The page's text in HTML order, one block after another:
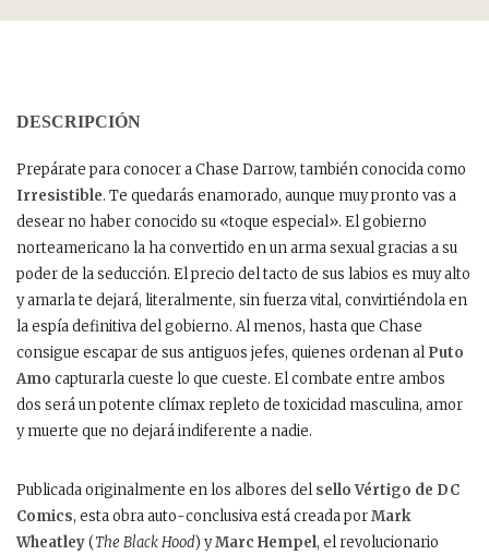
DESCRIPCIÓN
Prepárate para conocer a Chase Darrow, también conocida como
Irresistible. Te quedarás enamorado, aunque muy pronto vas a
desear no haber conocido su «toque especial». El gobierno
norteamericano la ha convertido en un arma sexual gracias a su
poder de la seducción. El precio del tacto de sus labios es muy alto
y amarla te dejará, literalmente, sin fuerza vital, convirtiéndola en
la espía definitiva del gobierno. Al menos, hasta que Chase
consigue escapar de sus antiguos jefes, quienes ordenan alPuto
Amo capturarla cueste lo que cueste. El combate entre ambos
dos será un potente clímax repleto de toxicidad masculina, amor
y muerte que no dejará indiferente a nadie.
Publicada originalmente en los albores delsello Vértigo de DC
Comics, esta obra auto-conclusiva está creada porMark
Wheatley(The Black Hood) yMarc Hempel, el revolucionario